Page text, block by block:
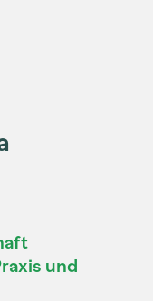
und